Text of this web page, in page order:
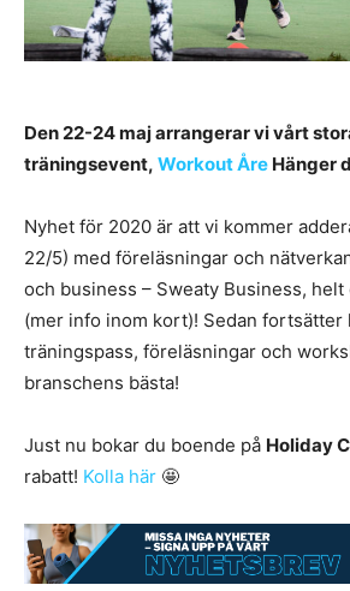
Den 22-24 maj arrangerar vi vårt
träningsevent, Workout Åre Hänger
Nyhet för 2020 är att vi kommer
22/5) med föreläsningar och
och business – Sweaty Business,
(mer info inom kort)! Sedan fortsätter
träningspass, föreläsningar och
branschens bästa!
Just nu bokar du boende på Holiday
rabatt! Kolla här 🤩